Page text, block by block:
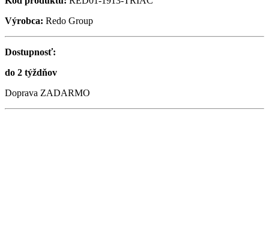
Výrobca: Redo Group
Dostupnosť:
do 2 týždňov
Doprava ZADARMO